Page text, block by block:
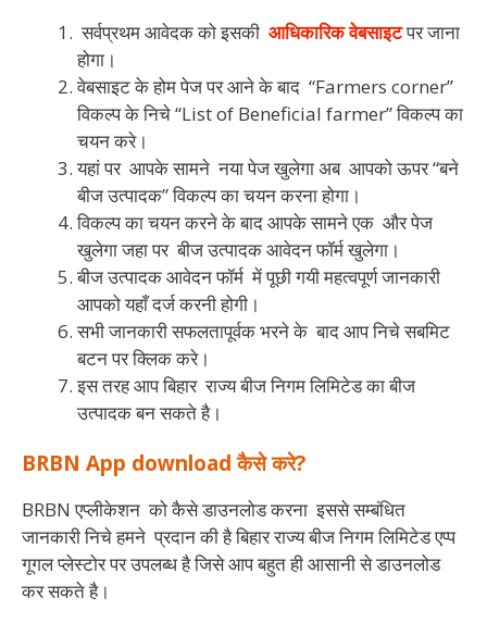
सर्वप्रथम आवेदक को इसकी आधिकारिक वेबसाइटपर जाना
होगा।
वेबसाइट के होम पेज पर आने के बाद “Farmers corner”
विकल्प के निचे “List of Beneficial farmer” विकल्प का
चयन करे।
यहां पर आपके सामने नया पेज खुलेगा अब आपको ऊपर “बने
बीज उत्पादक” विकल्प का चयन करना होगा।
विकल्प का चयन करने के बाद आपके सामने एक और पेज
खुलेगा जहा पर बीज उत्पादक आवेदन फॉर्म खुलेगा।
बीज उत्पादक आवेदन फॉर्म में पूछी गयी महत्वपूर्ण जानकारी
आपको यहाँ दर्ज करनी होगी।
सभी जानकारी सफलतापूर्वक भरने के बाद आप निचे सबमिट
बटन पर क्लिक करे।
इस तरह आप बिहार राज्य बीज निगम लिमिटेड का बीज
उत्पादक बन सकते है।
BRBN App download कैसे करे?
BRBN एप्लीकेशन को कैसे डाउनलोड करना इससे सम्बंधित
जानकारी निचे हमने प्रदान की है बिहार राज्य बीज निगम लिमिटेड एप्प
गूगल प्लेस्टोर पर उपलब्ध है जिसे आप बहुत ही आसानी से डाउनलोड
कर सकते है।